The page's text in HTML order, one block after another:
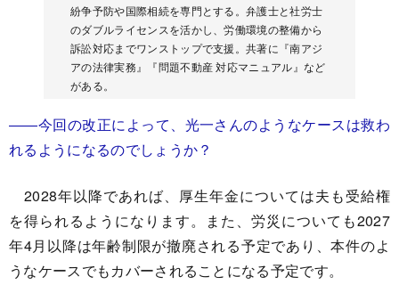
紛争予防や国際相続を専門とする。弁護士と社労士
のダブルライセンスを活かし、労働環境の整備から
訴訟対応までワンストップで支援。共著に『南アジ
アの法律実務』『問題不動産 対応マニュアル』など
がある。
――今回の改正によって、光一さんのようなケースは救わ
れるようになるのでしょうか？
2028年以降であれば、厚生年金については夫も受給権
を得られるようになります。また、労災についても2027
年4月以降は年齢制限が撤廃される予定であり、本件のよ
うなケースでもカバーされることになる予定です。